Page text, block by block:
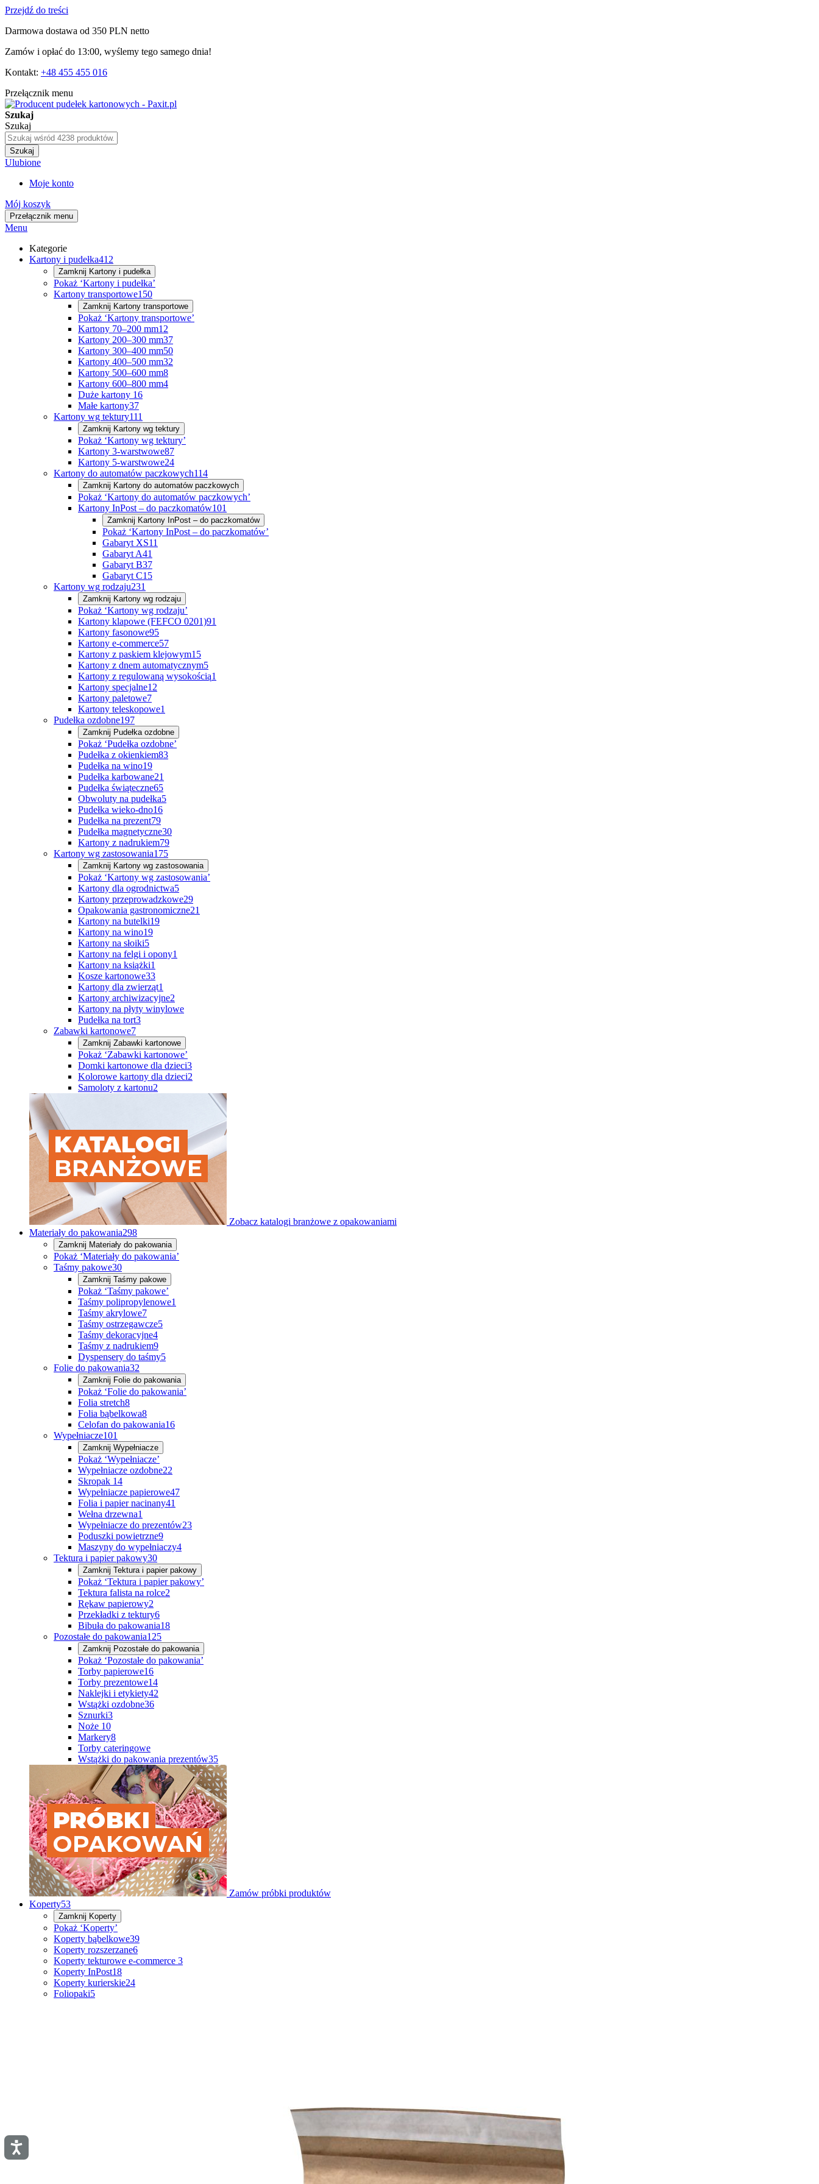
Przejdź do treści
Darmowa dostawa od 350 PLN netto
Zamów i opłać do 13:00, wyślemy tego samego dnia!
Kontakt: +48 455 455 016
Przełącznik menu
Szukaj
Szukaj
Szukaj
Ulubione
Moje konto
Mój koszyk
Przełącznik menu
Menu
Kategorie
Kartony i pudełka412
Zamknij Kartony i pudełka
Pokaż ‘Kartony i pudełka’
Kartony transportowe150
Zamknij Kartony transportowe
Pokaż ‘Kartony transportowe’
Kartony 70–200 mm12
Kartony 200–300 mm37
Kartony 300–400 mm50
Kartony 400–500 mm32
Kartony 500–600 mm8
Kartony 600–800 mm4
Duże kartony 16
Małe kartony37
Kartony wg tektury111
Zamknij Kartony wg tektury
Pokaż ‘Kartony wg tektury’
Kartony 3-warstwowe87
Kartony 5-warstwowe24
Kartony do automatów paczkowych114
Zamknij Kartony do automatów paczkowych
Pokaż ‘Kartony do automatów paczkowych’
Kartony InPost – do paczkomatów101
Zamknij Kartony InPost – do paczkomatów
Pokaż ‘Kartony InPost – do paczkomatów’
Gabaryt XS11
Gabaryt A41
Gabaryt B37
Gabaryt C15
Kartony wg rodzaju231
Zamknij Kartony wg rodzaju
Pokaż ‘Kartony wg rodzaju’
Kartony klapowe (FEFCO 0201)91
Kartony fasonowe95
Kartony e-commerce57
Kartony z paskiem klejowym15
Kartony z dnem automatycznym5
Kartony z regulowaną wysokością1
Kartony specjalne12
Kartony paletowe7
Kartony teleskopowe1
Pudełka ozdobne197
Zamknij Pudełka ozdobne
Pokaż ‘Pudełka ozdobne’
Pudełka z okienkiem83
Pudełka na wino19
Pudełka karbowane21
Pudełka świąteczne65
Obwoluty na pudełka5
Pudełka wieko-dno16
Pudełka na prezent79
Pudełka magnetyczne30
Kartony z nadrukiem79
Kartony wg zastosowania175
Zamknij Kartony wg zastosowania
Pokaż ‘Kartony wg zastosowania’
Kartony dla ogrodnictwa5
Kartony przeprowadzkowe29
Opakowania gastronomiczne21
Kartony na butelki19
Kartony na wino19
Kartony na słoiki5
Kartony na felgi i opony1
Kartony na książki1
Kosze kartonowe33
Kartony dla zwierząt1
Kartony archiwizacyjne2
Kartony na płyty winylowe
Pudełka na tort3
Zabawki kartonowe7
Zamknij Zabawki kartonowe
Pokaż ‘Zabawki kartonowe’
Domki kartonowe dla dzieci3
Kolorowe kartony dla dzieci2
Samoloty z kartonu2
Zobacz katalogi branżowe z opakowaniami
Materiały do pakowania298
Zamknij Materiały do pakowania
Pokaż ‘Materiały do pakowania’
Taśmy pakowe30
Zamknij Taśmy pakowe
Pokaż ‘Taśmy pakowe’
Taśmy polipropylenowe1
Taśmy akrylowe7
Taśmy ostrzegawcze5
Taśmy dekoracyjne4
Taśmy z nadrukiem9
Dyspensery do taśmy5
Folie do pakowania32
Zamknij Folie do pakowania
Pokaż ‘Folie do pakowania’
Folia stretch8
Folia bąbelkowa8
Celofan do pakowania16
Wypełniacze101
Zamknij Wypełniacze
Pokaż ‘Wypełniacze’
Wypełniacze ozdobne22
Skropak 14
Wypełniacze papierowe47
Folia i papier nacinany41
Wełna drzewna1
Wypełniacze do prezentów23
Poduszki powietrzne9
Maszyny do wypełniaczy4
Tektura i papier pakowy30
Zamknij Tektura i papier pakowy
Pokaż ‘Tektura i papier pakowy’
Tektura falista na rolce2
Rękaw papierowy2
Przekładki z tektury6
Bibuła do pakowania18
Pozostałe do pakowania125
Zamknij Pozostałe do pakowania
Pokaż ‘Pozostałe do pakowania’
Torby papierowe16
Torby prezentowe14
Naklejki i etykiety42
Wstążki ozdobne36
Sznurki3
Noże 10
Markery8
Torby cateringowe
Wstążki do pakowania prezentów35
Zamów próbki produktów
Koperty53
Zamknij Koperty
Pokaż ‘Koperty’
Koperty bąbelkowe39
Koperty rozszerzane6
Koperty tekturowe e-commerce 3
Koperty InPost18
Koperty kurierskie24
Foliopaki5